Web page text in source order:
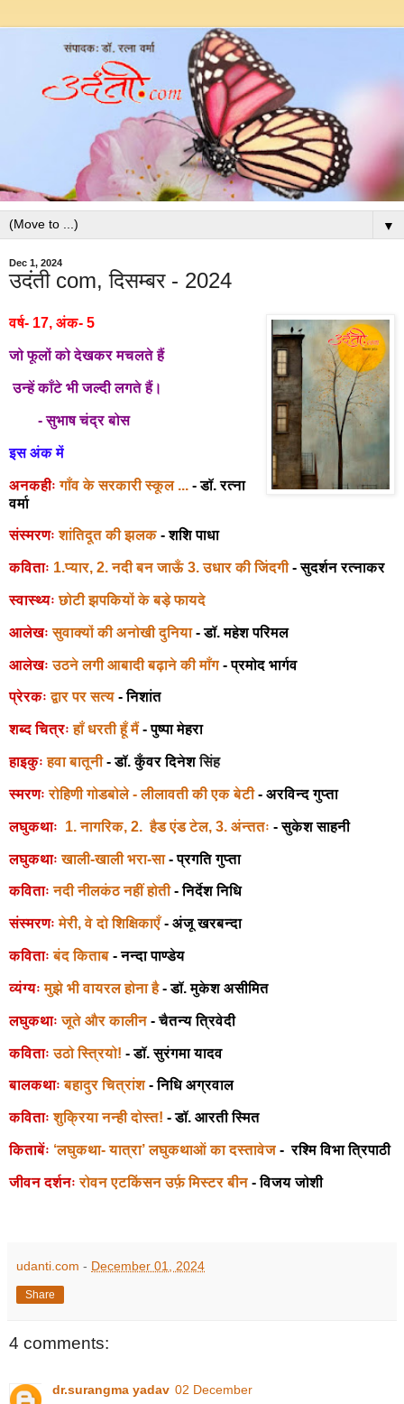
▼
Dec 1, 2024
उदंती com, दिसम्बर - 2024
वर्ष- 17, अंक- 5
जो फूलों को देखकर मचलते हैं
उन्हें काँटे भी जल्दी लगते हैं।
- सुभाष चंद्र बोस
इस अंक में
अनकहीः गाँव के सरकारी स्कूल ... - डॉ. रत्ना
वर्मा
संस्मरणः शांतिदूत की झलक - शशि पाधा
कविताः 1.प्यार, 2. नदी बन जाऊँ 3. उधार की जिंदगी- सुदर्शन रत्नाकर
स्वास्थ्यःछोटी झपकियों के बड़े फायदे
आलेखःसुवाक्यों की अनोखी दुनिया- डॉ. महेश परिमल
आलेखः उठने लगी आबादी बढ़ाने की माँग- प्रमोद भार्गव
प्रेरकः द्वार पर सत्य - निशांत
शब्द चित्रः हाँ धरती हूँ मैं - पुष्पा मेहरा
हाइकुः हवा बातूनी- डॉ. कुँवर दिनेशसिंह
स्मरणः रोहिणी गोडबोले - लीलावती की एक बेटी- अरविन्द गुप्ता
लघुकथाः 1. नागरिक, 2. हैड एंड टेल, 3. अंन्ततः - सुकेश साहनी
लघुकथाःखाली-खाली भरा-सा- प्रगति गुप्ता
कविताः नदी नीलकंठ नहीं होती- निर्देश निधि
संस्मरणः मेरी, वे दो शिक्षिकाएँ- अंजू खरबन्दा
कविताः बंद किताब - नन्दा पाण्डेय
व्यंग्यः मुझे भी वायरल होना है- डॉ. मुकेश असीमित
लघुकथाः जूते और कालीन - चैतन्य त्रिवेदी
कविताः उठो स्त्रियो! - डॉ. सुरंगमा यादव
बालकथाः बहादुर चित्रांश- निधि अग्रवाल
कविताःशुक्रिया नन्ही दोस्त! - डॉ. आरती स्मित
किताबेंः ‘लघुकथा- यात्रा’ लघुकथाओं का दस्तावेज - रश्मि विभा त्रिपाठी
जीवन दर्शनः रोवन एटकिंसन उर्फ़ मिस्टर बीन - विजय जोशी
udanti.com - December 01, 2024
Share
4 comments:
dr.surangma yadav 02 December